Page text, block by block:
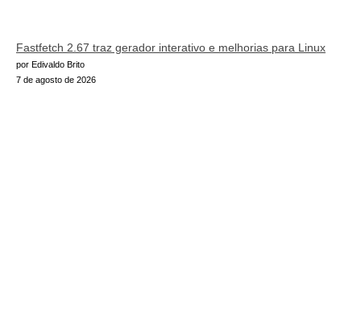
Fastfetch 2.67 traz gerador interativo e melhorias para Linux
por Edivaldo Brito
7 de agosto de 2026